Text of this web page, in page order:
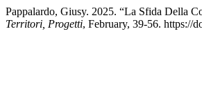
Pappalardo, Giusy. 2025. “La Sfida Della
Territori, Progetti, February, 39-56. https://